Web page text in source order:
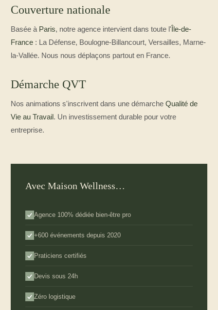
Couverture nationale
Basée à Paris, notre agence intervient dans toute l'Île-de-
France : La Défense, Boulogne-Billancourt, Versailles, Marne-
la-Vallée. Nous nous déplaçons partout en France.
Démarche QVT
Nos animations s'inscrivent dans une démarcheQualité de
Vie au Travail. Un investissement durable pour votre
entreprise.
Avec Maison Wellness…
Agence 100% dédiée bien-être pro
+600 événements depuis 2020
Praticiens certifiés
Devis sous 24h
Zéro logistique